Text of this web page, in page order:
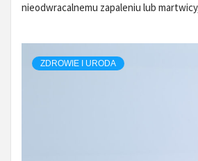
nieodwracalnemu zapaleniu lub
ZDROWIE I URODA